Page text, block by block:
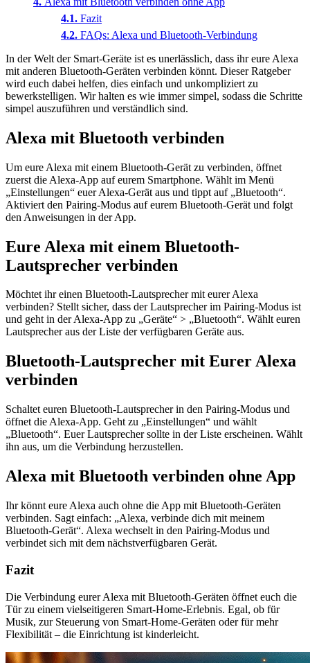
Fazit
FAQs: Alexa und Bluetooth-Verbindung
In der Welt der Smart-Geräte ist es unerlässlich, dass ihr eure Alexa
mit anderen Bluetooth-Geräten verbinden könnt. Dieser Ratgeber
wird euch dabei helfen, dies einfach und unkompliziert zu
bewerkstelligen. Wir halten es wie immer simpel, sodass die Schritte
simpel auszuführen und verständlich sind.
Alexa mit Bluetooth verbinden
Um eure Alexa mit einem Bluetooth-Gerät zu verbinden, öffnet
zuerst die Alexa-App auf eurem Smartphone. Wählt im Menü
„Einstellungen“ euer Alexa-Gerät aus und tippt auf „Bluetooth“.
Aktiviert den Pairing-Modus auf eurem Bluetooth-Gerät und folgt
den Anweisungen in der App.
Eure Alexa mit einem Bluetooth-
Lautsprecher verbinden
Möchtet ihr einen Bluetooth-Lautsprecher mit eurer Alexa
verbinden? Stellt sicher, dass der Lautsprecher im Pairing-Modus ist
und geht in der Alexa-App zu „Geräte“ > „Bluetooth“. Wählt euren
Lautsprecher aus der Liste der verfügbaren Geräte aus.
Bluetooth-Lautsprecher mit Eurer Alexa
verbinden
Schaltet euren Bluetooth-Lautsprecher in den Pairing-Modus und
öffnet die Alexa-App. Geht zu „Einstellungen“ und wählt
„Bluetooth“. Euer Lautsprecher sollte in der Liste erscheinen. Wählt
ihn aus, um die Verbindung herzustellen.
Alexa mit Bluetooth verbinden ohne App
Ihr könnt eure Alexa auch ohne die App mit Bluetooth-Geräten
verbinden. Sagt einfach: „Alexa, verbinde dich mit meinem
Bluetooth-Gerät“. Alexa wechselt in den Pairing-Modus und
verbindet sich mit dem nächstverfügbaren Gerät.
Fazit
Die Verbindung eurer Alexa mit Bluetooth-Geräten öffnet euch die
Tür zu einem vielseitigeren Smart-Home-Erlebnis. Egal, ob für
Musik, zur Steuerung von Smart-Home-Geräten oder für mehr
Flexibilität – die Einrichtung ist kinderleicht.